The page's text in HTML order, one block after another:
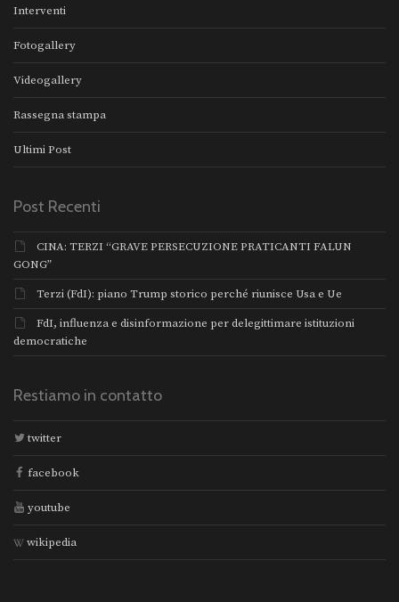
Interventi
Fotogallery
Videogallery
Rassegna stampa
Ultimi Post
Post Recenti
CINA: TERZI “GRAVE PERSECUZIONE PRATICANTI FALUN
GONG”
Terzi (FdI): piano Trump storico perché riunisce Usa e Ue
FdI, influenza e disinformazione per delegittimare istituzioni
democratiche
Restiamo in contatto
twitter
facebook
youtube
wikipedia